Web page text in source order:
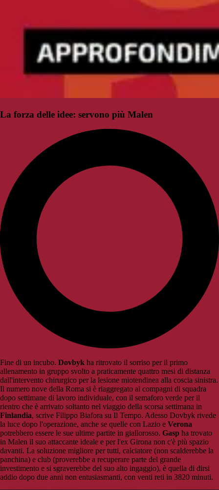
La forza delle idee: servono più Malen
Fine di un incubo. Dovbyk ha ritrovato il sorriso per il primo
allenamento in gruppo svolto a praticamente quattro mesi di distanza
dall'intervento chirurgico per la lesione miotendinea alla coscia sinistra.
Il numero nove della Roma si è riaggregato ai compagni di squadra
dopo settimane di lavoro individuale, con il semaforo verde per il
rientro che è arrivato soltanto nel viaggio della scorsa settimana in
Finlandia, scrive Filippo Biafora su Il Tempo. Adesso Dovbyk rivede
la luce dopo l'operazione, anche se quelle con Lazio e Verona
potrebbero essere le sue ultime partite in giallorosso. Gasp ha trovato
in Malen il suo attaccante ideale e per l'ex Girona non c'è più spazio
davanti. La soluzione migliore per tutti, calciatore (non scalderebbe la
panchina) e club (proverebbe a recuperare parte del grande
investimento e si sgraverebbe del suo alto ingaggio), è quella di dirsi
addio dopo due anni non entusiasmanti, con venti reti in 3820 minuti.